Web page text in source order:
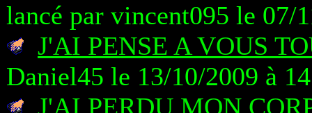
lancé par vincent095 le 07/
J'AI PENSE A VOUS
Daniel45 le 13/10/2009 à
J'AI PERDU MON